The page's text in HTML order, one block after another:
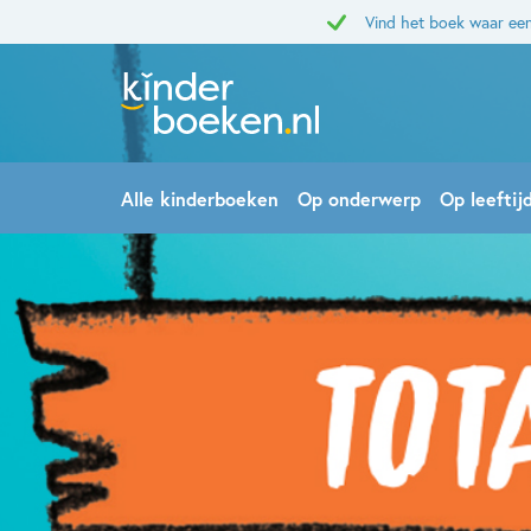
Vind het boek waar
Alle kinderboeken Op onderwerp Op